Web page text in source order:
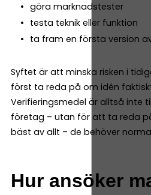
göra marknadstester
testa teknik eller funktion
ta fram en första version
Syftet är att minska risken i
först ta reda på om idén
Verifieringsmedel är alltså inte
företag – utan för att ta reda
bäst av allt – de behöver
Hur ansöker